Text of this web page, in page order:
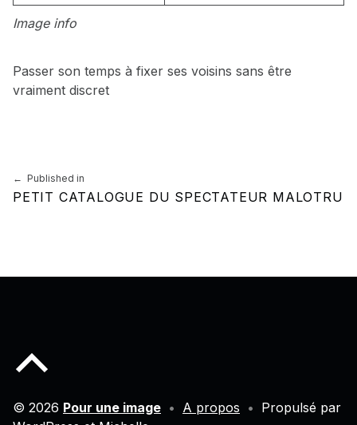
Image info
Passer son temps à fixer ses voisins sans être
vraiment discret
Navigation de l’article
Published in
PETIT CATALOGUE DU SPECTATEUR MALOTRU
© 2026 Pour une image • A propos • Propulsé par